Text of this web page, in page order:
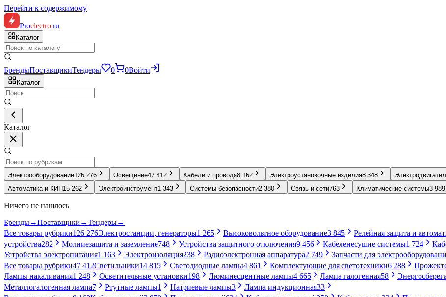
Перейти к содержимому
Proelectro.ru
Каталог
БрендыПоставщикиТендеры 0 0Войти
Каталог
Каталог
Электрооборудование126 276 Освещение47 412 Кабели и провода8 162 Электроустановочные изделия8 348
Автоматика и КИП 15 262 Электроинструмент1 343 Системы безопасности2 380 Связь и сети763 Климатические системы3 989
Ничего не нашлось
Бренды→Поставщики →Тендеры→
Все товары рубрики126 276Электростанции, генераторы1 265 Высоковольтное оборудование3 845 Релейная защита и
устройства282 Молниезащита и заземление748 Устройства защитного отключения9 456 Кабеленесущие системы1 724
Устройства электропитания1 163 Электроизоляция238 Радиоэлектронная аппаратура2 749 Запчасти для
Все товары рубрики47 412Светильники14 815 Светодиодные лампы4 861 Комплектующие для светотехники6 288
Лампы накаливания1 248 Осветительные установки198 Люминесцентные лампы4 665 Лампа галогенная58
Металлогалогенная лампа7 Ртутные лампы1 Натриевые лампы3 Лампа индукционная33